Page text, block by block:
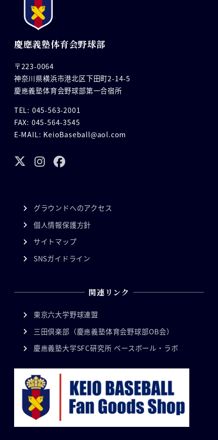
慶應義塾体育会野球部
〒223-0064
神奈川県横浜市港北区下田町2-14-5
慶應義塾体育会野球部第一合宿所
TEL: 045-563-2001
FAX: 045-564-3545
E-MAIL: KeioBaseball@aol.com
グラウンドへのアクセス
個人情報保護方針
サイトマップ
SNSガイドライン
関連リンク
東京六大学野球連盟
三田倶楽部（慶應義塾体育会野球部OB会）
慶應義塾大学SFC研究所 ベースボール・ラボ